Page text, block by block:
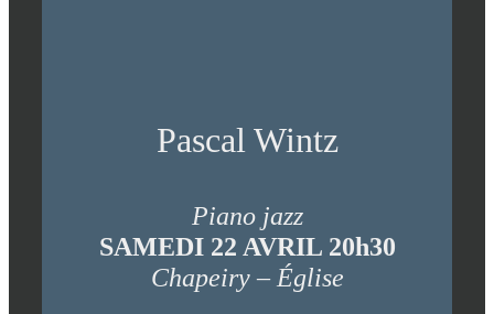
Pascal Wintz
Piano jazz
SAMEDI 22 AVRIL 20h30
Chapeiry – Église